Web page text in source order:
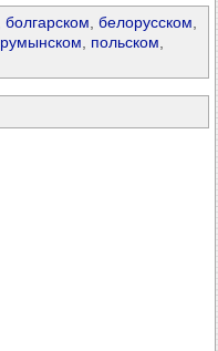
болгарском белорусском
румынском польском